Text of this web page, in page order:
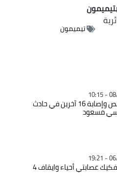
تيميمون
وفاة شخص وإصابة 16 آخرين في حادث
مسعود
الوادي: تفكيك عصابتي أحياء وايقاف 4